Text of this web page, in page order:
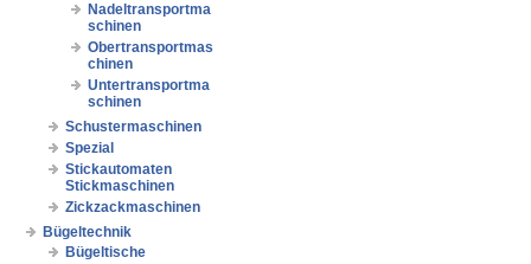
Nadeltransportma
schinen
Obertransportmas
chinen
Untertransportma
schinen
Schustermaschinen
Spezial
Stickautomaten
Stickmaschinen
Zickzackmaschinen
Bügeltechnik
Bügeltische